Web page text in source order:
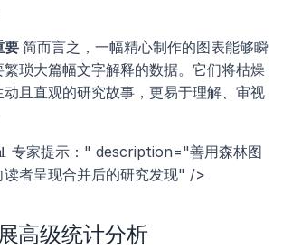
要 简而言之，一幅精心制作的图表能够瞬
琐大篇幅文字解释的数据。它们将枯燥
且直观的研究故事，更易于理解、审视
专家提示：" description="善用森林图
读者呈现合并后的研究发现" />
高级统计分析